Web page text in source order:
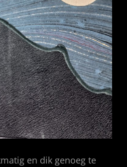
en dik genoeg te